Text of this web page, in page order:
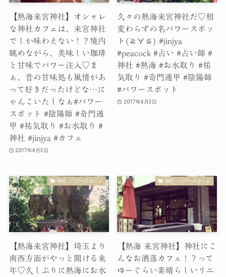
【熱海来宮神社】オシャレ
な神社カフェは、来宮神社
でしか味わえない！？境内
眺めながら、美味しい珈琲
と甘味でパワー注入♡ま
ぁ、昔の甘味処も風情があ
って好きだったけどな…に
ゃんこいたしなぁ#パワー
スポット #陰陽師 #奇門遁
甲 #祐気取り #お水取り #
神社 #jinjya #カフェ
2017年4月3日
久々の熱海来宮神社だ♡相
変わらずの名パワースポッ
ト(≧∀≦) #jinjya
#peacock #占い #占い師 #
神社 #熱海 #お水取り #祐
気取り #奇門遁甲 #陰陽師
#パワースポット
2017年4月3日
神社・パワースポット
【熱海来宮神社】埼玉より
南西方面がやっと開ける来
年♡久しぶりに熱海にお水
神社・パワースポット
【熱海 来宮神社】神社にこ
んなお洒落カフェ！？って
ゆーぐらい素晴らしいリニ